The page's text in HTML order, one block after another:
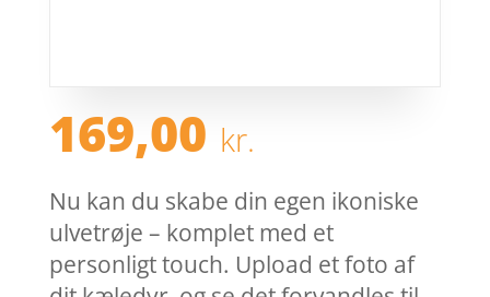
169,00 kr.
Nu kan du skabe din egen ikoniske
ulvetrøje – komplet med et
personligt touch. Upload et foto af